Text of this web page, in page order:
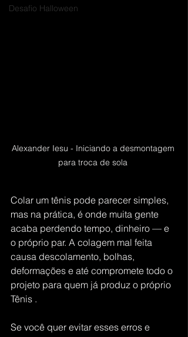
Desafio Halloween
Alexander Iesu - Iniciando a desmontagem
para troca de sola
Colar um tênis pode parecer simples,
mas na prática, é onde muita gente
acaba perdendo tempo, dinheiro — e
o próprio par. A colagem mal feita
causa descolamento, bolhas,
deformações e até compromete todo o
projeto para quem já produz o próprio
Tênis .
Se você quer evitar esses erros e